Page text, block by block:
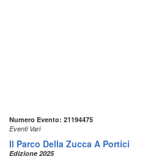
Numero Evento: 21194475
Eventi Vari
Il Parco Della Zucca A Portici
Edizione 2025